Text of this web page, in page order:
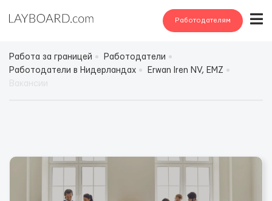
Работодателям
Работа за границей
Работодатели
Работодатели в Нидерландах
Erwan Iren NV, EMZ